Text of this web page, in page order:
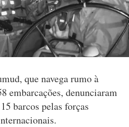
que navega rumo à
embarcações, denunciaram
barcos pelas forças